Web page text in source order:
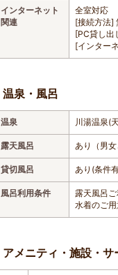
インターネット
関連
全室対応
[接続方法]
[PC貸し出
[インター
温泉・風呂
温泉 川湯温泉(
露天風呂 あり（男
貸切風呂 あり(条件
風呂利用条件
露天風呂
水着のご
アメニティ・施設・サ